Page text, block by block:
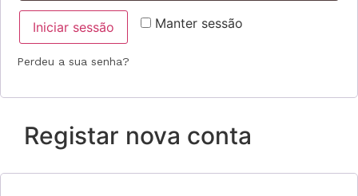
Manter sessão
Iniciar sessão
Perdeu a sua senha?
Registar nova conta